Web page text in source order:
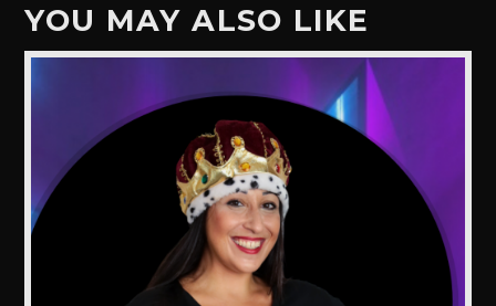
YOU MAY ALSO LIKE